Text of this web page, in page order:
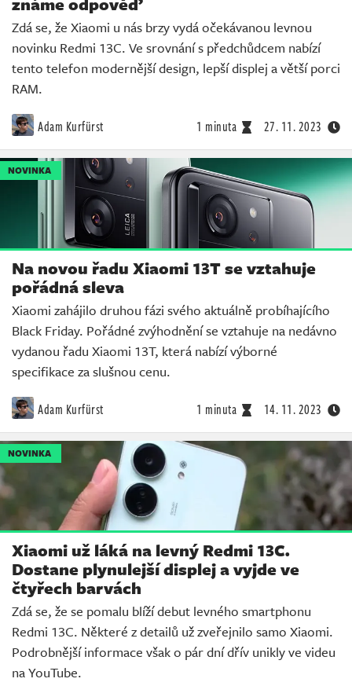
Zdá se, že Xiaomi u nás brzy vydá očekávanou levnou
novinku Redmi 13C. Ve srovnání s předchůdcem nabízí
tento telefon modernější design, lepší displej a větší porci
RAM.
Adam Kurfürst 1 minuta 27. 11. 2023
NOVINKA
Na novou řadu Xiaomi 13T se vztahuje
pořádná sleva
Xiaomi zahájilo druhou fázi svého aktuálně probíhajícího
Black Friday. Pořádné zvýhodnění se vztahuje na nedávno
vydanou řadu Xiaomi 13T, která nabízí výborné
specifikace za slušnou cenu.
Adam Kurfürst 1 minuta 14. 11. 2023
NOVINKA
Xiaomi už láká na levný Redmi 13C.
Dostane plynulejší displej a vyjde ve
čtyřech barvách
Zdá se, že se pomalu blíží debut levného smartphonu
Redmi 13C. Některé z detailů už zveřejnilo samo Xiaomi.
Podrobnější informace však o pár dní dřív unikly ve videu
na YouTube.